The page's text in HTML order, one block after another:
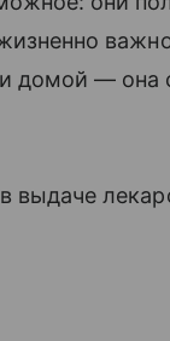
домой — она
выдаче